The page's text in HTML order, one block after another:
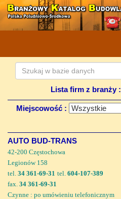
Lista firm z branży :
Miejscowość :
AUTO BUD-TRANS
42-200 Częstochowa
Legionów 158
tel. 34 361-69-31 tel. 604-107-389
fax. 34 361-69-31
Czynne : po umówieniu telefonicznym